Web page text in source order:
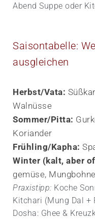
Abend Suppe oder
Saisontabelle:
ausgleichen
Herbst/Vata:
Walnüsse
Sommer/Pitta:
Koriander
Frühling/Kapha:
Winter (kalt, aber
gemüse,
Praxistipp: Koche
Kitchari (Mung Dal +
Dosha: Ghee &